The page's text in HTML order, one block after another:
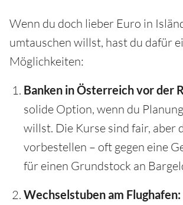
Wenn du doch lieber Euro in
umtauschen willst, hast du dafür
Möglichkeiten:
Banken in Österreich vor der
solide Option, wenn du
willst. Die Kurse sind fair, aber
vorbestellen – oft gegen eine
für einen Grundstock an
Wechselstuben am Flughafen: